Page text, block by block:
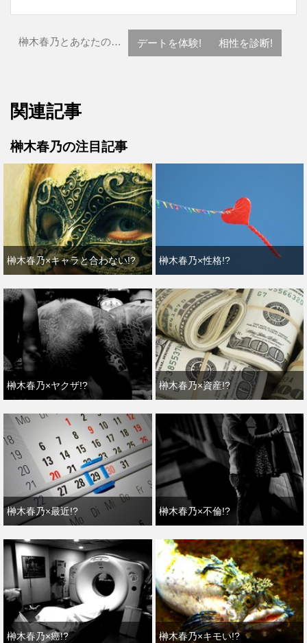
榊木春乃とあなたの… デートを体験! 相性を診断!
関連記事
榊木春乃の注目記事
榊木春乃×キャラと合わない!? 榊木春乃×性格!?
榊木春乃×ヤクザ!? 榊木春乃×資産!?
榊木春乃×最近!? 榊木春乃×不倫!?
榊木春乃×癌!? 榊木春乃×キモい!?